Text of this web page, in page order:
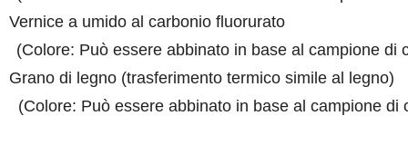
Vernice a umido al carbonio fluorurato
(Colore: Può essere abbinato in base al campione di
Grano di legno (trasferimento termico simile al legno)
(Colore: Può essere abbinato in base al campione di